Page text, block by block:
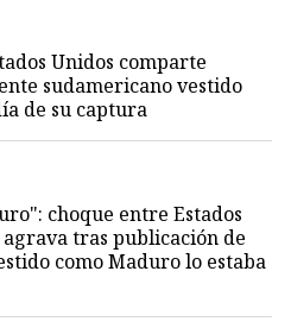
Unidos comparte
sudamericano vestido
de su captura
choque entre Estados
tras publicación de
como Maduro lo estaba